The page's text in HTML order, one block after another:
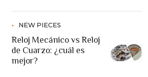
NEW PIECES
Reloj Mecánico vs Reloj
de Cuarzo: ¿cuál es
mejor?